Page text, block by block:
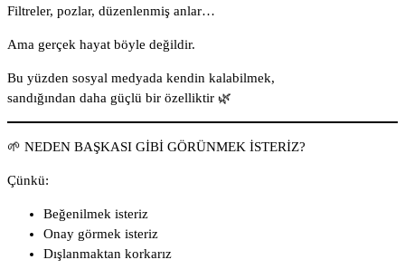
Filtreler, pozlar, düzenlenmiş anlar…
Ama gerçek hayat böyle değildir.
Bu yüzden sosyal medyada kendin kalabilmek,
sandığından daha güçlü bir özelliktir 🌿
🌱 NEDEN BAŞKASI GİBİ GÖRÜNMEK İSTERİZ?
Çünkü:
Beğenilmek isteriz
Onay görmek isteriz
Dışlanmaktan korkarız